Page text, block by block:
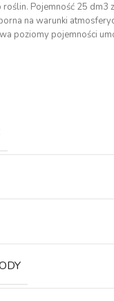
roślin. Pojemność 25
na warunki
poziomy pojemności